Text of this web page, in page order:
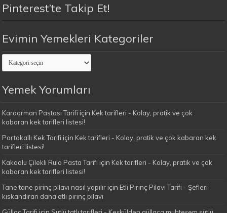
Pinterest’te Takip Et!
Evimin Yemekleri Kategoriler
Evimin
Yemekleri
Kategoriler
Yemek Yorumları
Karaorman Pastası Tarifi için Kek tarifleri - Kolay, pratik ve çok
kabaran kek tarifleri listesi!
Portakallı Kek Tarifi için Kek tarifleri - Kolay, pratik ve çok kabaran kek
tarifleri listesi!
Kakaolu Çilekli Rulo Pasta Tarifi için Kek tarifleri - Kolay, pratik ve çok
kabaran kek tarifleri listesi!
Tane tane pirinç pilavı nasıl yapılır için Etli Pirinç Pilavı Tarifi - Şefleri
kıskandıran dana etli pirinç pilavı